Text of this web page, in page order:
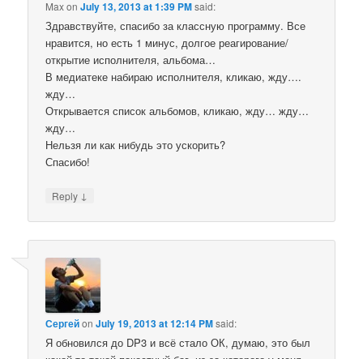
MaxonJuly 13, 2013 at 1:39 PMsaid:
Здравствуйте, спасибо за классную программу. Все
нравится, но есть 1 минус, долгое реагирование/
открытие исполнителя, альбома…
В медиатеке набираю исполнителя, кликаю, жду….
жду…
Открывается список альбомов, кликаю, жду… жду…
жду…
Нельзя ли как нибудь это ускорить?
Спасибо!
Reply ↓
СергейonJuly 19, 2013 at 12:14 PMsaid:
Я обновился до DP3 и всё стало ОК, думаю, это был